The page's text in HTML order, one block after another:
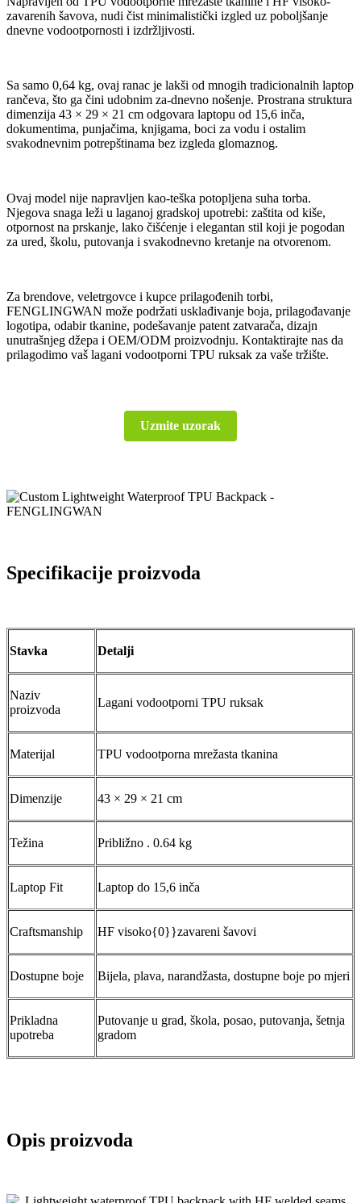
zavarenih šavova, nudi čist minimalistički izgled uz poboljšanje
dnevne vodootpornosti i izdržljivosti.
Sa samo 0,64 kg, ovaj ranac je lakši od mnogih tradicionalnih laptop
rančeva, što ga čini udobnim za-dnevno nošenje. Prostrana struktura
dimenzija 43 × 29 × 21 cm odgovara laptopu od 15,6 inča,
dokumentima, punjačima, knjigama, boci za vodu i ostalim
svakodnevnim potrepštinama bez izgleda glomaznog.
Ovaj model nije napravljen kao-teška potopljena suha torba.
Njegova snaga leži u laganoj gradskoj upotrebi: zaštita od kiše,
otpornost na prskanje, lako čišćenje i elegantan stil koji je pogodan
za ured, školu, putovanja i svakodnevno kretanje na otvorenom.
Za brendove, veletrgovce i kupce prilagođenih torbi,
FENGLINGWAN može podržati usklađivanje boja, prilagođavanje
logotipa, odabir tkanine, podešavanje patent zatvarača, dizajn
unutrašnjeg džepa i OEM/ODM proizvodnju. Kontaktirajte nas da
prilagodimo vaš lagani vodootporni TPU ruksak za vaše tržište.
Uzmite uzorak
Specifikacije proizvoda
Stavka Detalji
Naziv
proizvoda
Lagani vodootporni TPU ruksak
Materijal TPU vodootporna mrežasta tkanina
Dimenzije 43 × 29 × 21 cm
Težina Približno . 0.64 kg
Laptop Fit Laptop do 15,6 inča
Craftsmanship HF visoko{0}}zavareni šavovi
Dostupne boje Bijela, plava, narandžasta, dostupne boje po mjeri
Prikladna
upotreba
Putovanje u grad, škola, posao, putovanja, šetnja
gradom
Opis proizvoda